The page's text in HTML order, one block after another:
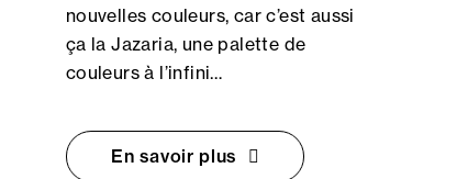
nouvelles couleurs, car c’est aussi
ça la Jazaria, une palette de
couleurs à l’infini…
En savoir plus